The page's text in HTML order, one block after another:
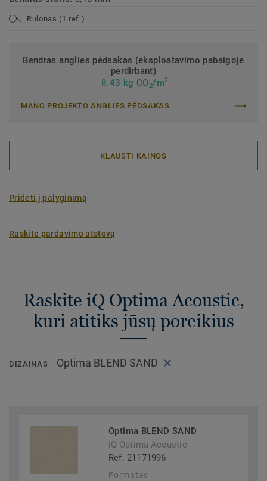
Rulonas (1 ref.)
Bendras anglies pėdsakas (eksploatavimo pabaigoje
perdirbant)
8.43 kg CO2/m2
MANO PROJEKTO ANGLIES PĖDSAKAS
KLAUSTI KAINOS
Pridėti į palyginimą
Raskite pardavimo atstovą
Raskite iQ Optima Acoustic,
kuri atitiks jūsų poreikius
DIZAINAS Optima BLEND SAND
Optima BLEND SAND
iQ Optima Acoustic
Ref. 21171996
Formatas